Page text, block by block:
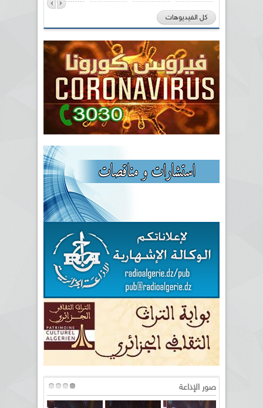
كل الفيديوهات
صور الإذاعة